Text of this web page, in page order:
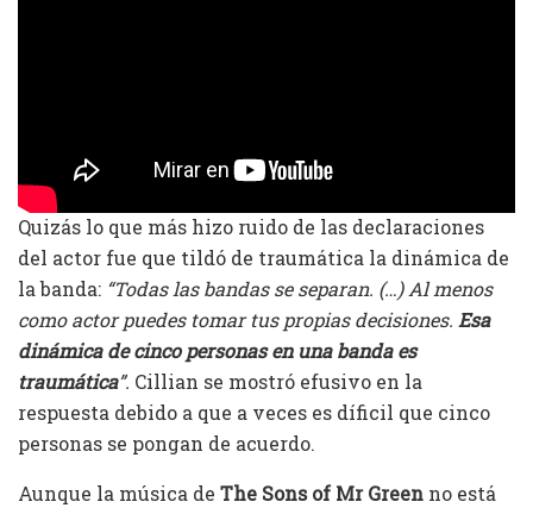
Quizás lo que más hizo ruido de las declaraciones
del actor fue que tildó de traumática la dinámica de
la banda: “Todas las bandas se separan. (…) Al menos
como actor puedes tomar tus propias decisiones. Esa
dinámica de cinco personas en una banda es
traumática”. Cillian se mostró efusivo en la
respuesta debido a que a veces es díficil que cinco
personas se pongan de acuerdo.
Aunque la música de The Sons of Mr Green no está